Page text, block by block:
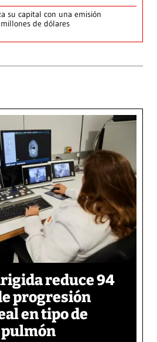
su capital con una emisión
de dólares
reduce 94
progresión
en tipo de
pulmón